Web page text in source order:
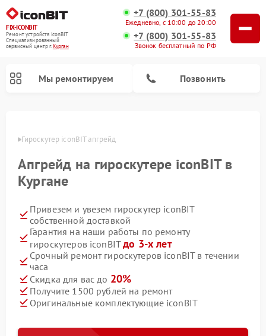
FIX-ICONBIT
Ремонт устройств iconBIT
Специализированный
cервисный центр г.Курган
+7 (800) 301-55-83
Ежедневно, с 10:00 до 20:00
+7 (800) 301-55-83
Звонок бесплатный по РФ
Мы ремонтируем Позвонить
Гироскутер iconBIT апгрейд
Апгрейд на гироскутере iconBIT в
Кургане
Привезем и увезем гироскутер iconBIT
собственной доставкой
Гарантия на наши работы по ремонту
гироскутеров iconBITдо 3-х лет
Срочный ремонт гироскутеров iconBIT в течении
часа
Скидка для вас до 20%
Получите 1500 рублей на ремонт
Оригинальные комплектующие iconBIT